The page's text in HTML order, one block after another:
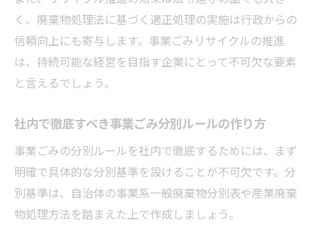
く、廃棄物処理法に基づく適正処理の実施は行政からの
信頼向上にも寄与します。事業ごみリサイクルの推進
は、持続可能な経営を目指す企業にとって不可欠な要素
と言えるでしょう。
社内で徹底すべき事業ごみ分別ルールの作り方
事業ごみの分別ルールを社内で徹底するためには、まず
明確で具体的な分別基準を設けることが不可欠です。分
別基準は、自治体の事業系一般廃棄物分別表や産業廃棄
物処理方法を踏まえた上で作成しましょう。